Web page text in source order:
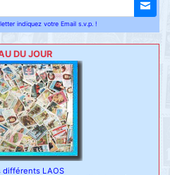
indiquez votre Email s.v.p. !
DU JOUR
différents LAOS